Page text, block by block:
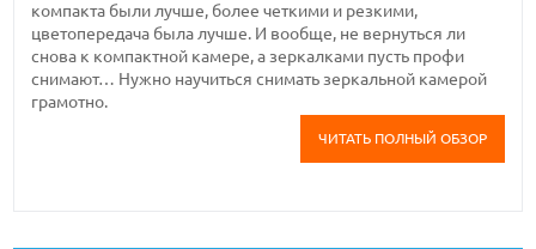
компакта были лучше, более четкими и резкими,
цветопередача была лучше. И вообще, не вернуться ли
снова к компактной камере, а зеркалками пусть профи
снимают… Нужно научиться снимать зеркальной камерой
грамотно.
ЧИТАТЬ ПОЛНЫЙ ОБЗОР